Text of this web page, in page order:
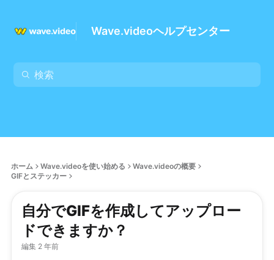
Wave.videoヘルプセンター
ホーム Wave.videoを使い始める
Wave.videoの概要
GIFとステッカー
自分でGIFを作成してアップロー
ドできますか？
編集 2 年前